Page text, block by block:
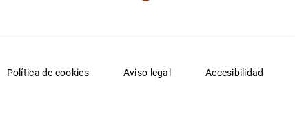
Política de cookies Aviso legal Accesibilidad